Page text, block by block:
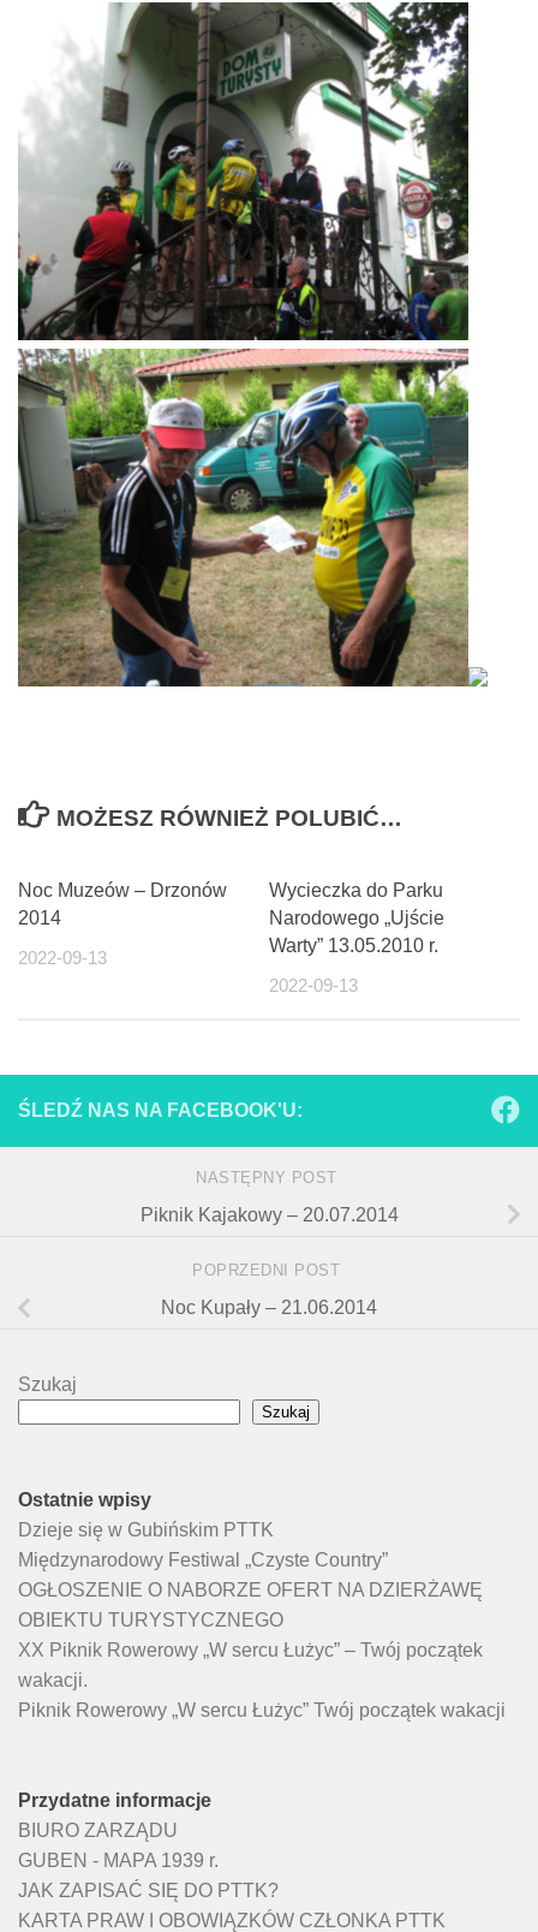
MOŻESZ RÓWNIEŻ POLUBIĆ…
Noc Muzeów – Drzonów
2014
2022-09-13
Wycieczka do Parku
Narodowego „Ujście
Warty” 13.05.2010 r.
2022-09-13
ŚLEDŹ NAS NA FACEBOOK'U:
NASTĘPNY POST
Piknik Kajakowy – 20.07.2014
POPRZEDNI POST
Noc Kupały – 21.06.2014
Szukaj
Szukaj
Ostatnie wpisy
Dzieje się w Gubińskim PTTK
Międzynarodowy Festiwal „Czyste Country”
OGŁOSZENIE O NABORZE OFERT NA DZIERŻAWĘ
OBIEKTU TURYSTYCZNEGO
XX Piknik Rowerowy „W sercu Łużyc” – Twój początek
wakacji.
Piknik Rowerowy „W sercu Łużyc” Twój początek wakacji
Przydatne informacje
BIURO ZARZĄDU
GUBEN - MAPA 1939 r.
JAK ZAPISAĆ SIĘ DO PTTK?
KARTA PRAW I OBOWIĄZKÓW CZŁONKA PTTK